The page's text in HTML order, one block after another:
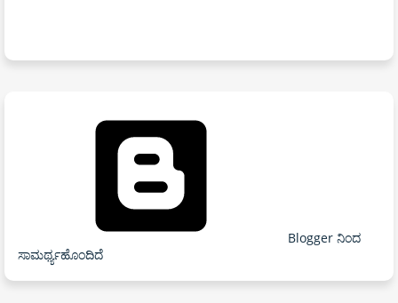
Blogger ನಿಂದ
ಸಾಮರ್ಥ್ಯಹೊಂದಿದೆ